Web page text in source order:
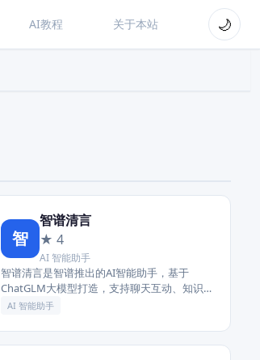
AI教程 关于本站 🌙
智
智谱清言
★ 4
AI 智能助手
智谱清言是智谱推出的AI智能助手，基于
ChatGLM大模型打造，支持聊天互动、知识问
答、内容创作等多元场景，帮助用户高效解决
AI 智能助手